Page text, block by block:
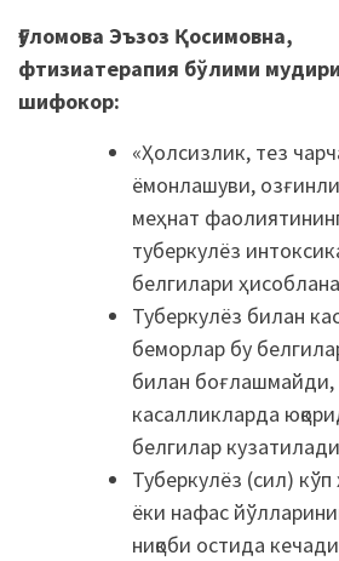
Ғуломова Эъзоз Қосимовна,
фтизиатерапия бўлими
шифокор:
«Ҳолсизлик, тез
ёмонлашуви,
меҳнат
туберкулёз
белгилари
Туберкулёз билан
беморлар бу
билан боғлашмайди,
касалликларда
белгилар
Туберкулёз (сил)
ёки нафас
ниқоби остида